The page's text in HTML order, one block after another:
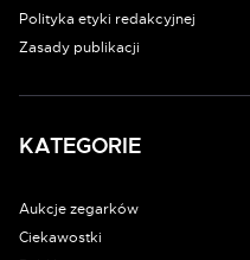
Polityka etyki redakcyjnej
Zasady publikacji
KATEGORIE
Aukcje zegarków
Ciekawostki